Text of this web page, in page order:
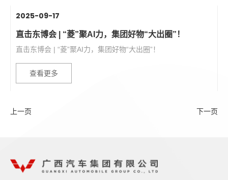
2025-09-17
直击东博会 | “菱”聚AI力，集团好物“大出圈”！
直击东博会 | “菱”聚AI力，集团好物“大出圈”！
查看更多
上一页 下一页